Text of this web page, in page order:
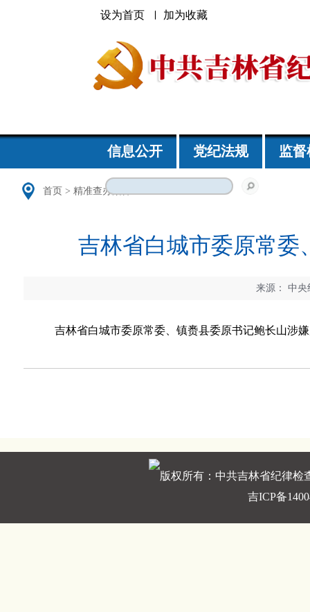
设为首页 加为收藏
信息公开 党纪法规 监
首页 > 精准查办案件
吉林省白城市委原常委
来源： 中央
吉林省白城市委原常委、镇赉县委原书记鲍长山涉嫌
版权所有：中共吉林省纪律检
吉ICP备